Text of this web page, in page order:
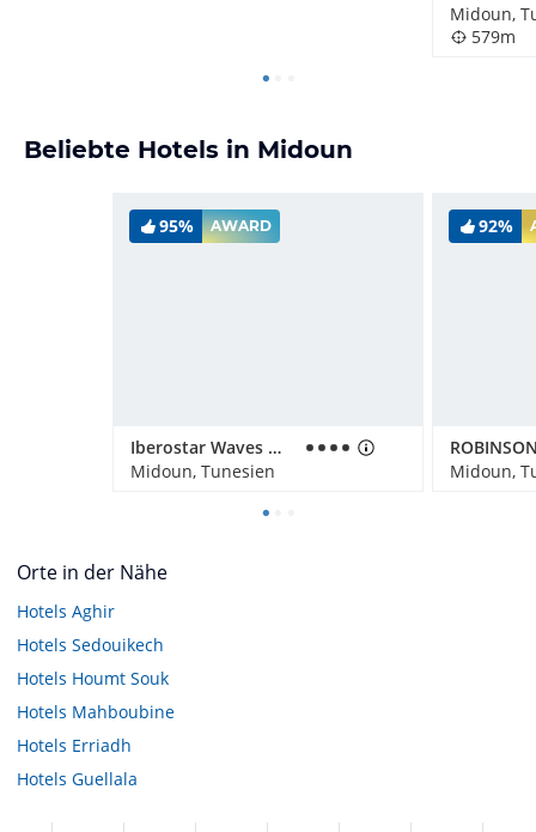
Midoun,
579m
Beliebte Hotels in Midoun
95% AWARD
Iberostar Waves Mehari Djerba
Midoun, Tunesien
92%
Midoun,
Orte in der Nähe
Hotels Aghir
Hotels Sedouikech
Hotels Houmt Souk
Hotels Mahboubine
Hotels Erriadh
Hotels Guellala